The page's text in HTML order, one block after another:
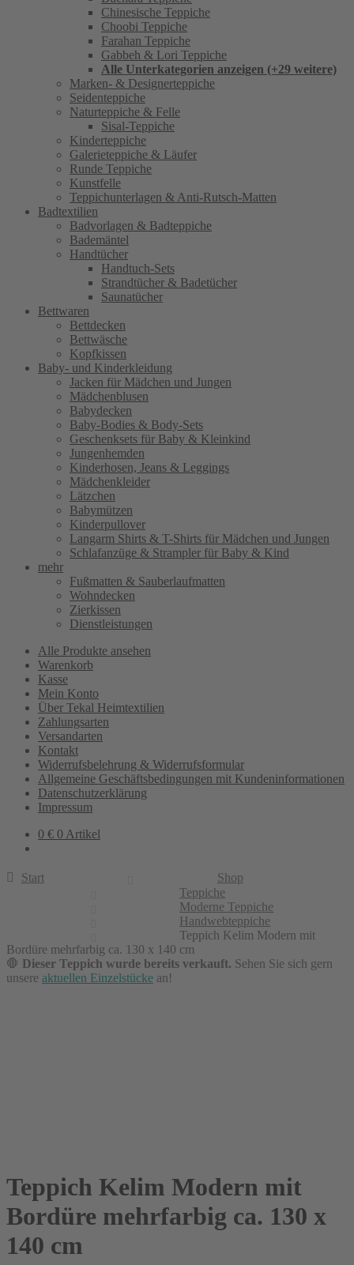
Chinesische Teppiche
Choobi Teppiche
Farahan Teppiche
Gabbeh & Lori Teppiche
Alle Unterkategorien anzeigen (+29 weitere)
Marken- & Designerteppiche
Seidenteppiche
Naturteppiche & Felle
Sisal-Teppiche
Kinderteppiche
Galerieteppiche & Läufer
Runde Teppiche
Kunstfelle
Teppichunterlagen & Anti-Rutsch-Matten
Badtextilien
Badvorlagen & Badteppiche
Bademäntel
Handtücher
Handtuch-Sets
Strandtücher & Badetücher
Saunatücher
Bettwaren
Bettdecken
Bettwäsche
Kopfkissen
Baby- und Kinderkleidung
Jacken für Mädchen und Jungen
Mädchenblusen
Babydecken
Baby-Bodies & Body-Sets
Geschenksets für Baby & Kleinkind
Jungenhemden
Kinderhosen, Jeans & Leggings
Mädchenkleider
Lätzchen
Babymützen
Kinderpullover
Langarm Shirts & T-Shirts für Mädchen und Jungen
Schlafanzüge & Strampler für Baby & Kind
mehr
Fußmatten & Sauberlaufmatten
Wohndecken
Zierkissen
Dienstleistungen
Alle Produkte ansehen
Warenkorb
Kasse
Mein Konto
Über Tekal Heimtextilien
Zahlungsarten
Versandarten
Kontakt
Widerrufsbelehrung & Widerrufsformular
Allgemeine Geschäftsbedingungen mit Kundeninformationen
Datenschutzerklärung
Impressum
0 € 0 Artikel
Start
Shop
Teppiche
Moderne Teppiche
Handwebteppiche
Teppich Kelim Modern mit
Bordüre mehrfarbig ca. 130 x 140 cm
🛑 Dieser Teppich wurde bereits verkauft. Sehen Sie sich gern
unsere aktuellen Einzelstücke an!
Teppich Kelim Modern mit
Bordüre mehrfarbig ca. 130 x
140 cm